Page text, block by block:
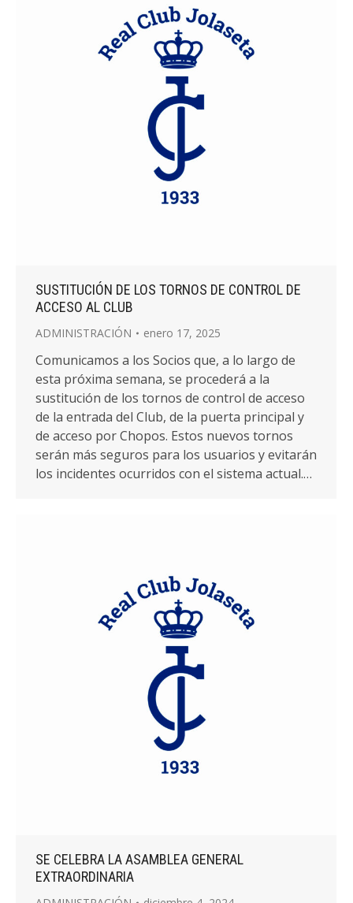
SUSTITUCIÓN DE LOS TORNOS DE CONTROL DE
ACCESO AL CLUB
ADMINISTRACIÓN enero 17, 2025
Comunicamos a los Socios que, a lo largo de
esta próxima semana, se procederá a la
sustitución de los tornos de control de acceso
de la entrada del Club, de la puerta principal y
de acceso por Chopos. Estos nuevos tornos
serán más seguros para los usuarios y evitarán
los incidentes ocurridos con el sistema actual.…
SE CELEBRA LA ASAMBLEA GENERAL
EXTRAORDINARIA